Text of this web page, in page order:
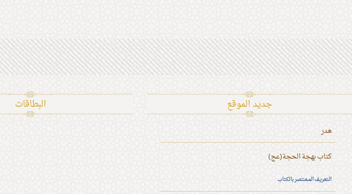
البطاقات جديد الموقع
هدر
كتاب بهجة الحجة(عج)
التعريف المختصر بالكتاب